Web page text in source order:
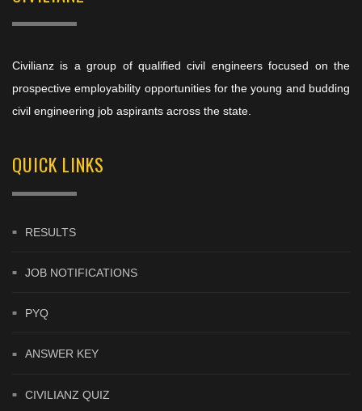
Civilianz is a group of qualified civil engineers focused on the
prospective employability opportunities for the young and budding
civil engineering job aspirants across the state.
QUICK LINKS
RESULTS
JOB NOTIFICATIONS
PYQ
ANSWER KEY
CIVILIANZ QUIZ